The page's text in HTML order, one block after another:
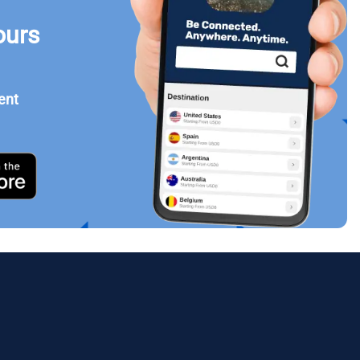
Fermer la fenêtre contextuelle